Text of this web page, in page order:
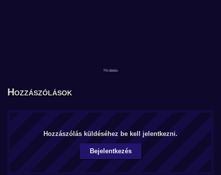
Hozzászólások
Hozzászólás küldéséhez be kell jelentkezni.
Bejelentkezés